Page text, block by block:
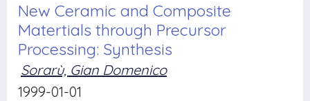
New Ceramic and Composite
Matertials through Precursor
Processing: Synthesis
Sorarù, Gian Domenico
1999-01-01